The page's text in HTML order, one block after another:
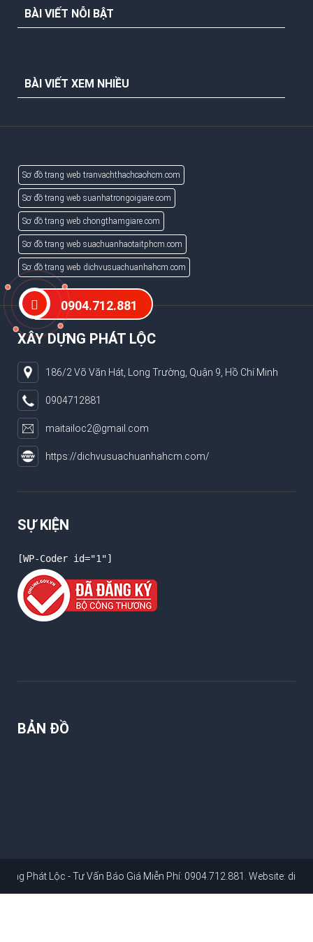
BÀI VIẾT NỖI BẬT
BÀI VIẾT XEM NHIỀU
Sơ đồ trang web tranvachthachcaohcm.com
Sơ đồ trang web suanhatrongoigiare.com
Sơ đồ trang web chongthamgiare.com
Sơ đồ trang web suachuanhaotaitphcm.com
Sơ đồ trang web dichvusuachuanhahcm.com
XÂY DỰNG PHÁT LỘC
186/2 Võ Văn Hát, Long Trường, Quận 9, Hồ Chí Minh
0904712881
maitailoc2@gmail.com
https://dichvusuachuanhahcm.com/
SỰ KIỆN
[WP-Coder id="1"]
BẢN ĐỒ
Lộc - Tư Vấn Báo Giá Miễn Phí: 0904.712.881. Website:
0904.712.881